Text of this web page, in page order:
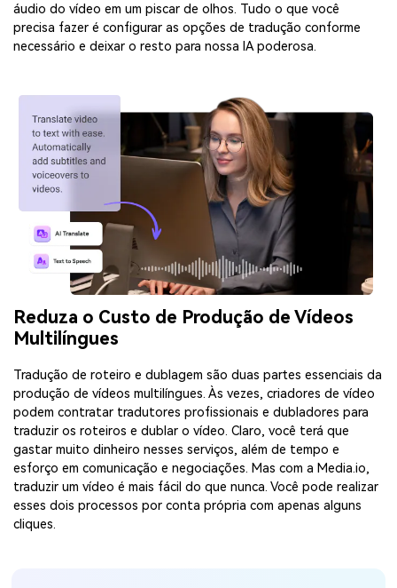
áudio do vídeo em um piscar de olhos. Tudo o que você
precisa fazer é configurar as opções de tradução conforme
necessário e deixar o resto para nossa IA poderosa.
Reduza o Custo de Produção de Vídeos
Multilíngues
Tradução de roteiro e dublagem são duas partes essenciais da
produção de vídeos multilíngues. Às vezes, criadores de vídeo
podem contratar tradutores profissionais e dubladores para
traduzir os roteiros e dublar o vídeo. Claro, você terá que
gastar muito dinheiro nesses serviços, além de tempo e
esforço em comunicação e negociações. Mas com a Media.io,
traduzir um vídeo é mais fácil do que nunca. Você pode realizar
esses dois processos por conta própria com apenas alguns
cliques.